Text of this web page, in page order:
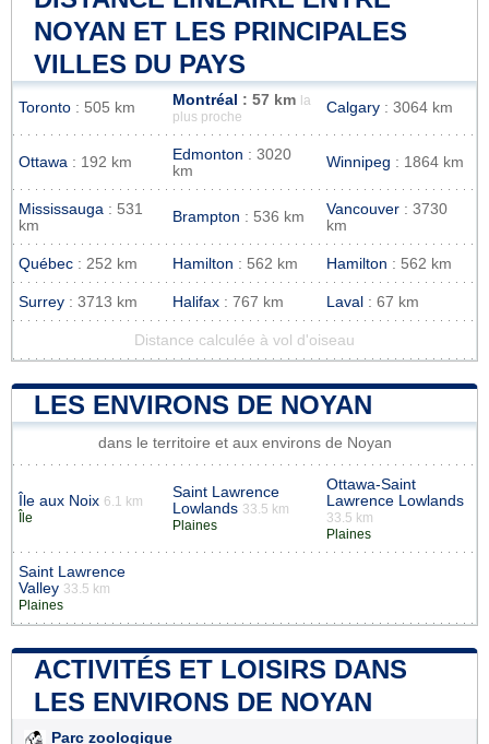
NOYAN ET LES PRINCIPALES
VILLES DU PAYS
Toronto : 505 km Montréal : 57 km
la
plus proche
Calgary : 3064 km
Ottawa : 192 km Edmonton : 3020
km
Winnipeg : 1864 km
Mississauga : 531
km
Brampton : 536 km Vancouver : 3730
km
Québec : 252 km Hamilton : 562 km Hamilton : 562 km
Surrey : 3713 km Halifax : 767 km Laval : 67 km
Distance calculée à vol d'oiseau
LES ENVIRONS DE NOYAN
dans le territoire et aux environs de Noyan
Île aux Noix 6.1 km
Île
Saint Lawrence
Lowlands 33.5 km
Plaines
Ottawa-Saint
Lawrence Lowlands
33.5 km
Plaines
Saint Lawrence
Valley 33.5 km
Plaines
ACTIVITÉS ET LOISIRS DANS
LES ENVIRONS DE NOYAN
Parc zoologique